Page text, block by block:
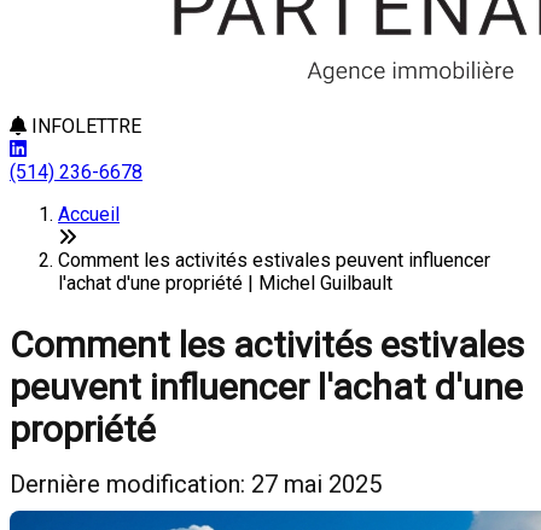
INFOLETTRE
(514) 236-6678
Accueil
Comment les activités estivales peuvent influencer
l'achat d'une propriété | Michel Guilbault
Comment les activités estivales
peuvent influencer l'achat d'une
propriété
Dernière modification: 27 mai 2025